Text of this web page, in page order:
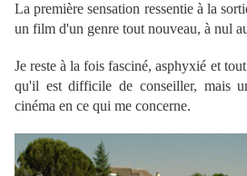
La première sensation ressentie à la
un film d'un genre tout nouveau, à nul
Je reste à la fois fasciné, asphyxié et
qu'il est difficile de conseiller, mais
cinéma en ce qui me concerne.